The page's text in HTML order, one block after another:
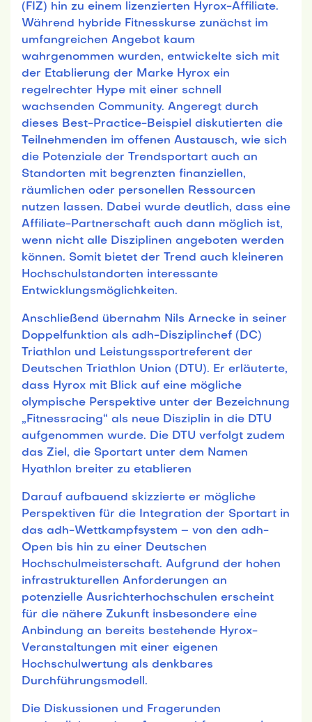
(FIZ) hin zu einem lizenzierten Hyrox-Affiliate.
Während hybride Fitnesskurse zunächst im
umfangreichen Angebot kaum
wahrgenommen wurden, entwickelte sich mit
der Etablierung der Marke Hyrox ein
regelrechter Hype mit einer schnell
wachsenden Community. Angeregt durch
dieses Best-Practice-Beispiel diskutierten die
Teilnehmenden im offenen Austausch, wie sich
die Potenziale der Trendsportart auch an
Standorten mit begrenzten finanziellen,
räumlichen oder personellen Ressourcen
nutzen lassen. Dabei wurde deutlich, dass eine
Affiliate-Partnerschaft auch dann möglich ist,
wenn nicht alle Disziplinen angeboten werden
können. Somit bietet der Trend auch kleineren
Hochschulstandorten interessante
Entwicklungsmöglichkeiten.
Anschließend übernahm Nils Arnecke in seiner
Doppelfunktion als adh-Disziplinchef (DC)
Triathlon und Leistungssportreferent der
Deutschen Triathlon Union (DTU). Er erläuterte,
dass Hyrox mit Blick auf eine mögliche
olympische Perspektive unter der Bezeichnung
„Fitnessracing“ als neue Disziplin in die DTU
aufgenommen wurde. Die DTU verfolgt zudem
das Ziel, die Sportart unter dem Namen
Hyathlon breiter zu etablieren
Darauf aufbauend skizzierte er mögliche
Perspektiven für die Integration der Sportart in
das adh-Wettkampfsystem – von den adh-
Open bis hin zu einer Deutschen
Hochschulmeisterschaft. Aufgrund der hohen
infrastrukturellen Anforderungen an
potenzielle Ausrichterhochschulen erscheint
für die nähere Zukunft insbesondere eine
Anbindung an bereits bestehende Hyrox-
Veranstaltungen mit einer eigenen
Hochschulwertung als denkbares
Durchführungsmodell.
Die Diskussionen und Fragerunden